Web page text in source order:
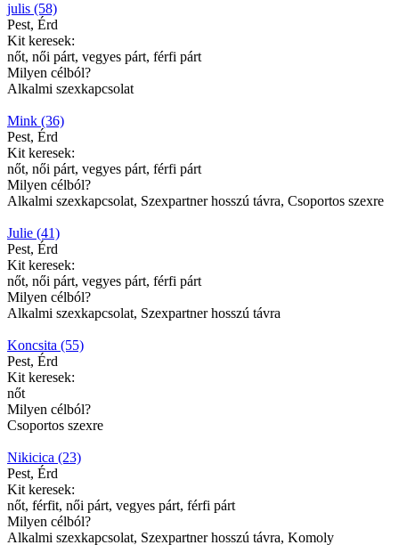
julis (58)
Pest, Érd
Kit keresek:
nőt, női párt, vegyes párt, férfi párt
Milyen célból?
Alkalmi szexkapcsolat
Mink (36)
Pest, Érd
Kit keresek:
nőt, női párt, vegyes párt, férfi párt
Milyen célból?
Alkalmi szexkapcsolat, Szexpartner hosszú távra, Csoportos szexre
Julie (41)
Pest, Érd
Kit keresek:
nőt, női párt, vegyes párt, férfi párt
Milyen célból?
Alkalmi szexkapcsolat, Szexpartner hosszú távra
Koncsita (55)
Pest, Érd
Kit keresek:
nőt
Milyen célból?
Csoportos szexre
Nikicica (23)
Pest, Érd
Kit keresek:
nőt, férfit, női párt, vegyes párt, férfi párt
Milyen célból?
Alkalmi szexkapcsolat, Szexpartner hosszú távra, Komoly